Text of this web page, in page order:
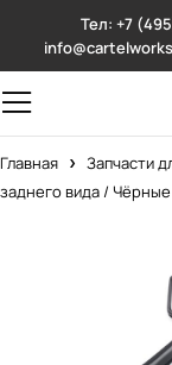
Тел: +7
Главная Запчасти
заднего вида / Чёрные